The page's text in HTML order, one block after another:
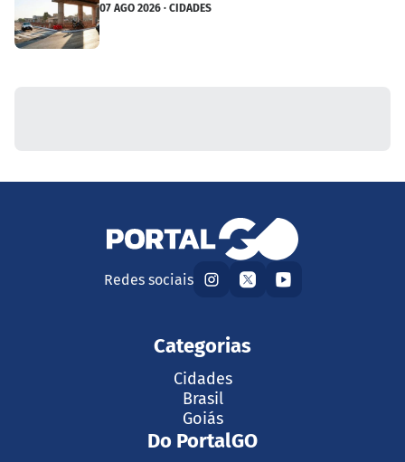
07 AGO 2026 · CIDADES
Redes sociais
Categorias
Cidades
Brasil
Goiás
Do PortalGO